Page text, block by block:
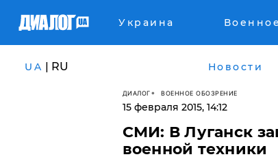
Украина
UA | RU Новости
ДИАЛОГ ВОЕННОЕ ОБОЗРЕНИЕ
15 февраля 2015, 14:12
СМИ: В Луганск
военной техники